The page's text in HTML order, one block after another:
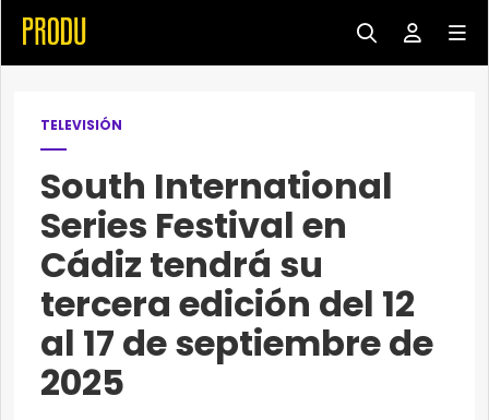
TELEVISIÓN
South International
Series Festival en
Cádiz tendrá su
tercera edición del 12
al 17 de septiembre de
2025